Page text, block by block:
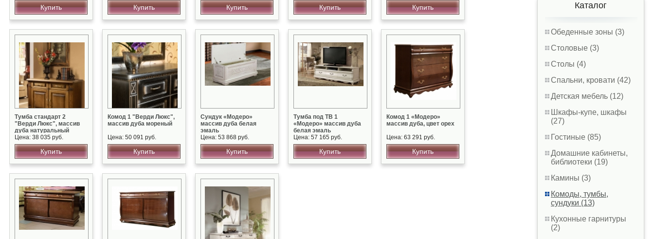
Каталог
Обеденные зоны (3)
Столовые (3)
Столы (4)
Спальни, кровати (42)
Детская мебель (12)
Шкафы-купе, шкафы
(27)
Гостиные (85)
Домашние кабинеты,
библиотеки (19)
Камины (3)
Комоды, тумбы,
сундуки (13)
Кухонные гарнитуры
(2)
Купить Купить Купить Купить Купить
Тумба стандарт 2
"Верди Люкс", массив
дуба натуральный
Цена: 38 035 руб.
Купить
Комод 1 "Верди Люкс",
массив дуба мореный
Цена: 50 091 руб.
Купить
Сундук «Модеро»
массив дуба белая
эмаль
Цена: 53 868 руб.
Купить
Тумба под ТВ 1
«Модеро» массив дуба
белая эмаль
Цена: 57 165 руб.
Купить
Комод 1 «Модеро»
массив дуба, цвет орех
Цена: 63 291 руб.
Купить